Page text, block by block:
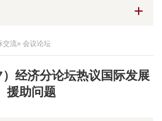
交流» 会议论坛
经济分论坛热议国际发展
援助问题